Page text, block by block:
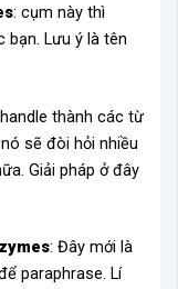
: cụm này thì
bạn. Lưu ý là tên
thành các từ
sẽ đòi hỏi nhiều
Giải pháp ở đây
: Đây mới là
paraphrase. Lí